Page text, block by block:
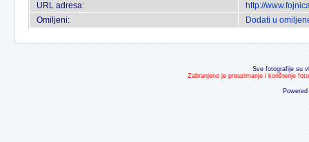
URL adresa:
http://
Omiljeni:
Dodati u
Sve fotografije su
Zabranjeno je preuzimanje i korištenje